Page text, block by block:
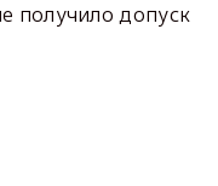
получило допуск